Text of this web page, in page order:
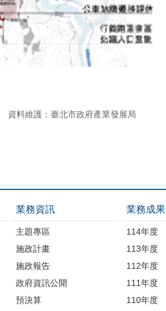
資料維護：臺北市政府產業發展局
業務資訊
主題專區
施政計畫
施政報告
政府資訊公開
預決算
業務成果
114年度
113年度
112年度
111年度
110年度